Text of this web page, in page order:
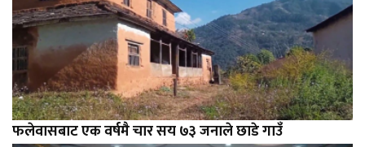
फलेवासबाट एक वर्षमै चार सय ७३ जनाले छाडे गाउँ